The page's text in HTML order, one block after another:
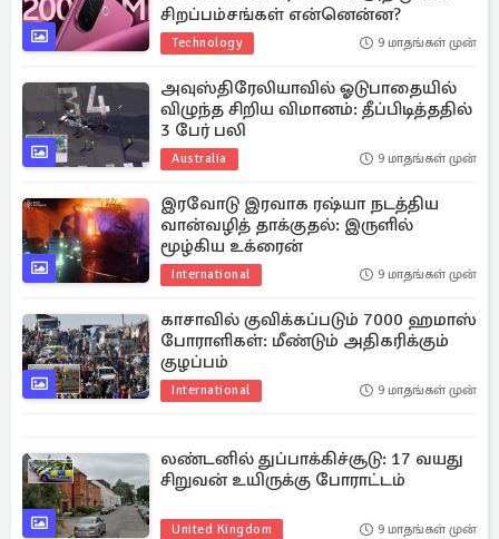
சிறப்பம்சங்கள் என்னென்ன?
Technology 9 மாதங்கள் முன்
அவுஸ்திரேலியாவில் ஓடுபாதையில்
விழுந்த சிறிய விமானம்: தீப்பிடித்ததில்
3 பேர் பலி
Australia 9 மாதங்கள் முன்
இரவோடு இரவாக ரஷ்யா நடத்திய
வான்வழித் தாக்குதல்: இருளில்
மூழ்கிய உக்ரைன்
International 9 மாதங்கள் முன்
காசாவில் குவிக்கப்படும் 7000 ஹமாஸ்
போராளிகள்: மீண்டும் அதிகரிக்கும்
குழப்பம்
International 9 மாதங்கள் முன்
லண்டனில் துப்பாக்கிச்சூடு: 17 வயது
சிறுவன் உயிருக்கு போராட்டம்
United Kingdom 9 மாதங்கள் முன்